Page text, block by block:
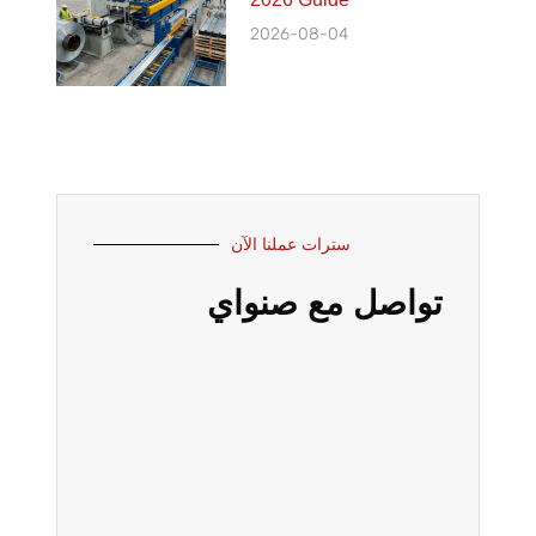
2026-08-04
سترات عملنا الآن
تواصل مع صنواي